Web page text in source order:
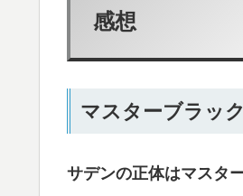
感想
マスターブラッ
サデンの正体はマスタ